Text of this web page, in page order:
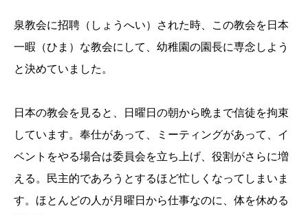
泉教会に招聘（しょうへい）された時、この教会を日本
一暇（ひま）な教会にして、幼稚園の園長に専念しよう
と決めていました。
日本の教会を見ると、日曜日の朝から晩まで信徒を拘束
しています。奉仕があって、ミーティングがあって、イ
ベントをやる場合は委員会を立ち上げ、役割がさらに増
える。民主的であろうとするほど忙しくなってしまいま
す。ほとんどの人が月曜日から仕事なのに、体を休める